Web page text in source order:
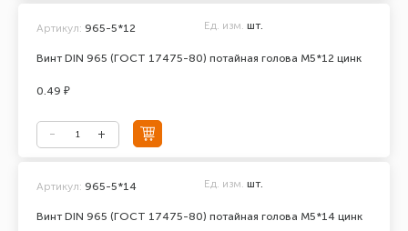
Винт DIN 965 (ГОСТ 17475-80) потайная голова М5*12 цинк
Артикул: 965-5*12 Ед. изм. шт.
0.49 ₽
Винт DIN 965 (ГОСТ 17475-80) потайная голова М5*14 цинк
Артикул: 965-5*14 Ед. изм. шт.